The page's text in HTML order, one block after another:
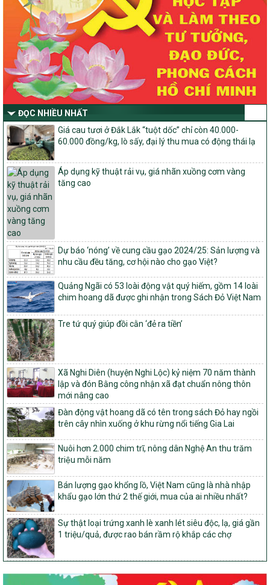
xã hội vùng đồng bào dân tộc thiểu số và miền núi giai đoạn 2026
-2030 tỉnh Nghệ An
Thông tư Số 23/2026/TT-BNNMT
Thông tư Hướng dẫn thực hiện một số nội dung Chương trình
mục tiêu quốc gia xây dựng nông thôn mới, giảm nghèo bền
vững và phát triển kinh tế – xã hội vùng đồng bào dân tộc thiểu
số và miền núi giai đoạn 2026-2030 thuộc phạm vi quản lý nhà
nước của Bộ Nông nghiệp và Môi trường
Quyết định số: 26/2026/QĐ-TTg
Quyết định ban hành Bộ tiêu chí và quy trình đánh giá, phân hạng
sản phẩm Mỗi xã một sản phẩm
số: 19/2026/QĐ-TTg
Quy định điều kiện, trình tự, thủ tục, hồ sơ xét, công nhận, công bố
và thu hồi quyết định công nhận xã đạt chuẩn nông thôn mới, xã
đạt nông thôn mới hiện đại và tỉnh, thành phố hoàn thành nhiệm
vụ xây dựng nông thôn mới giai đoạn 2026 – 2030
Quyết định số 16/2026/QĐ-TTg
Quy định nguyên tắc, tiêu chí, định mức phân bổ ngân sách trung
ương và tỉ lệ vốn đối ứng ngân sách của địa phương thực hiện
Chương trình mục tiêu quốc gia xây dựng nông thôn mới, giảm
nghèo bền vững và phát triển kinh tế – xã hội vùng đồng bào dân
tộc thiểu số và miền núi giai đoạn 2026 – 2030
1451/QĐ-UBND
Phê duyệt danh sách các xã thuộc nhóm 1, nhóm 2, nhóm 3
trong xây dựng nông thôn mới giai đoạn 2026-2030 trên địa bàn
tỉnh Nghệ An
103/PTNT-NTM
Về việc đăng ký thực hiện Dự án liên kết theo chuỗi giá trị thuộc
Dự án 2 – Chương trình Mục tiêu quốc gia Giảm nghèo bền vững
giai đoạn 2021-2025 được kéo dài sang năm 2026
827/QĐ-BNNMT
Quyết định Ban hành Kế hoạch triển khai thực hiện Chương trình
mục tiêu quốc gia xây dựng nông thôn mới, giảm nghèo bền
vững và phát triển kinh tế – xã hội vùng đồng bào dân tộc thiểu
số và miền núi giai đoạn 2026-2035, giai đoạn I: Từ năm 2026
đến năm 2030
14/2026/TT-BNNMT
Hướng dẫn thực hiện một số nội dung tiêu chí, điều kiện thuộc Bộ
tiêu chí quốc gia về nông thôn mới giai đoạn 2026 – 2030 thuộc
phạm vi quản lý nhà nước của Bộ Nông nghiệp và Môi trường
417/QĐ-BNNMT
Phê duyệt Chương trình mục tiêu quốc gia xây dựng nông thôn
mới, giảm nghèo bền vững và phát triển kinh tế – xã hội vùng
đồng bào dân tộc thiểu số và miền núi giai đoạn 2026-2035, giai
đoạn I: Từ năm 2026 đến năm 2030
ĐỌC NHIỀU NHẤT
Giá cau tươi ở Đắk Lắk “tuột dốc” chỉ còn 40.000-
60.000 đồng/kg, lò sấy, đại lý thu mua có động thái lạ
Áp dụng kỹ thuật rải vụ, giá nhãn xuồng cơm vàng
tăng cao
Dự báo ‘nóng’ về cung cầu gạo 2024/25: Sản lượng và
nhu cầu đều tăng, cơ hội nào cho gạo Việt?
Quảng Ngãi có 53 loài động vật quý hiếm, gồm 14 loài
chim hoang dã được ghi nhận trong Sách Đỏ Việt Nam
Tre tứ quý giúp đồi cằn ‘đẻ ra tiền’
Xã Nghi Diên (huyện Nghi Lộc) kỷ niệm 70 năm thành
lập và đón Bằng công nhận xã đạt chuẩn nông thôn
mới nâng cao
Đàn động vật hoang dã có tên trong sách Đỏ hay ngồi
trên cây nhìn xuống ở khu rừng nổi tiếng Gia Lai
Nuôi hơn 2.000 chim trĩ, nông dân Nghệ An thu trăm
triệu mỗi năm
Bán lượng gạo khổng lồ, Việt Nam cũng là nhà nhập
khẩu gạo lớn thứ 2 thế giới, mua của ai nhiều nhất?
Sự thật loại trứng xanh lè xanh lét siêu độc, lạ, giá gần
1 triệu/quả, được rao bán rầm rộ khắp các chợ